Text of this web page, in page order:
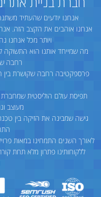
אנחנו יודעים שהעתיד
אנחנו אוהבים את הקצב הזה.
ויותר מכל אנחנו
מה שמייחד אותנו הוא התשוקה
רחבה
תפיסת עולם הוליסטית שמחברת
מעוצב
גישה שמבינה את הזיקה בין
לאורך השנים התמחינו במאות
ללקוחותינו פתרון מלא תחת